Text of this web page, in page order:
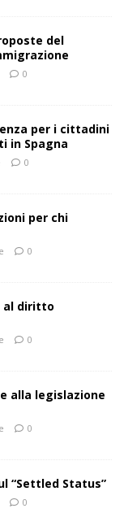
del
0
per i cittadini
in Spagna
0
per chi
0
al diritto
0
alla legislazione
0
“Settled Status”
0